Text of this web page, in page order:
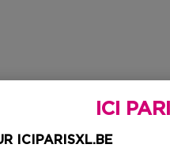
ICI
ICIPARISXL.BE